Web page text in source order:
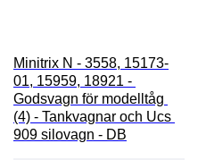
Minitrix N - 3558, 15173-
01, 15959, 18921 -
Godsvagn för modelltåg
(4) - Tankvagnar och Ucs
909 silovagn - DB